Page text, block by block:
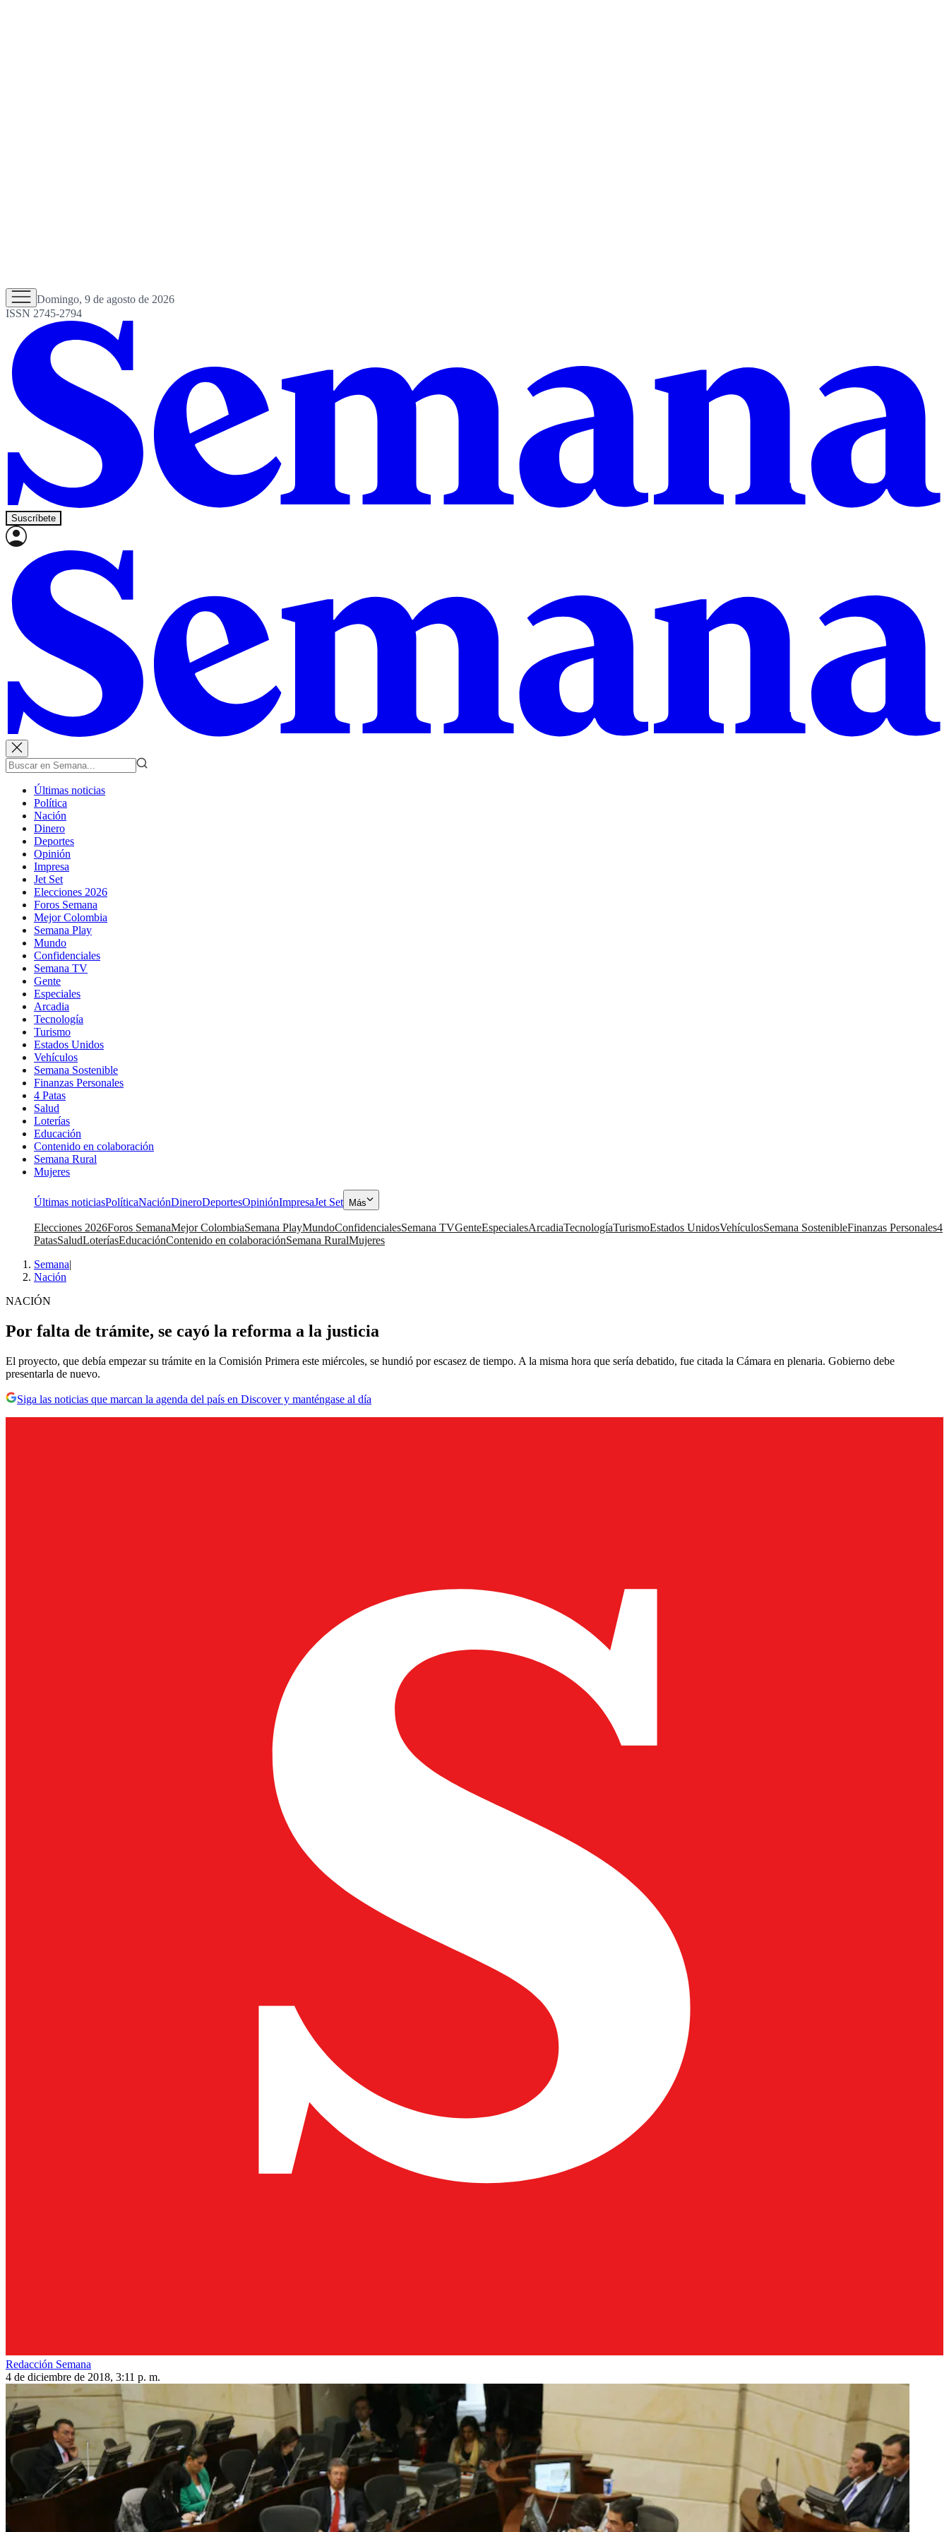
Domingo, 9 de agosto de 2026
ISSN 2745-2794
Suscríbete
Últimas noticias
Política
Nación
Dinero
Deportes
Opinión
Impresa
Jet Set
Elecciones 2026
Foros Semana
Mejor Colombia
Semana Play
Mundo
Confidenciales
Semana TV
Gente
Especiales
Arcadia
Tecnología
Turismo
Estados Unidos
Vehículos
Semana Sostenible
Finanzas Personales
4 Patas
Salud
Loterías
Educación
Contenido en colaboración
Semana Rural
Mujeres
Últimas noticiasPolíticaNaciónDineroDeportesOpiniónImpresaJet Set Más
Elecciones 2026Foros SemanaMejor ColombiaSemana PlayMundoConfidencialesSemana TVGenteEspecialesArcadiaTecnologíaTurismoEstados UnidosVehículosSemana SostenibleFinanzas Personales4
PatasSaludLoteríasEducaciónContenido en colaboraciónSemana RuralMujeres
Semana|
Nación
NACIÓN
Por falta de trámite, se cayó la reforma a la justicia
El proyecto, que debía empezar su trámite en la Comisión Primera este miércoles, se hundió por escasez de tiempo. A la misma hora que sería debatido, fue citada la Cámara en plenaria. Gobierno debe
presentarla de nuevo.
Siga las noticias que marcan la agenda del país en Discover y manténgase al día
Redacción Semana
4 de diciembre de 2018, 3:11 p. m.